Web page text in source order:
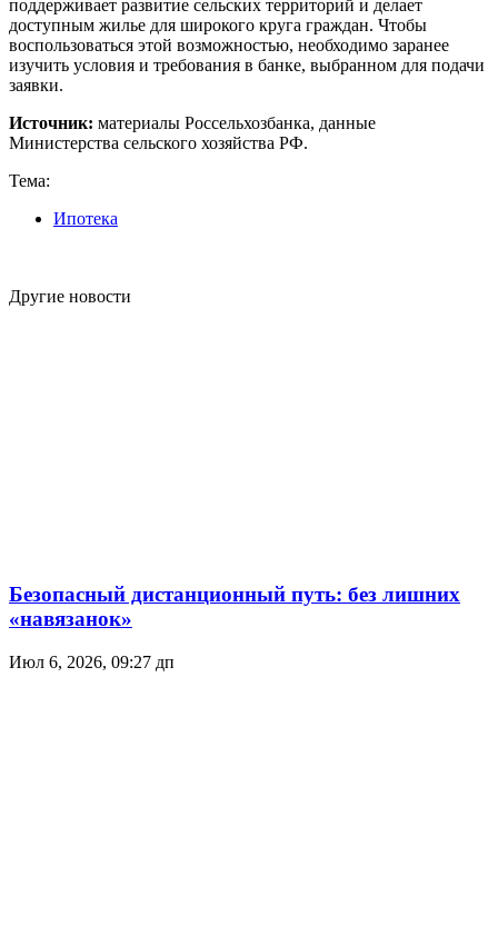
поддерживает развитие сельских территорий и делает
доступным жилье для широкого круга граждан. Чтобы
воспользоваться этой возможностью, необходимо заранее
изучить условия и требования в банке, выбранном для подачи
заявки.
Источник: материалы Россельхозбанка, данные
Министерства сельского хозяйства РФ.
Тема:
Ипотека
Другие новости
Безопасный дистанционный путь: без лишних
«навязанок»
Июл 6, 2026, 09:27 дп